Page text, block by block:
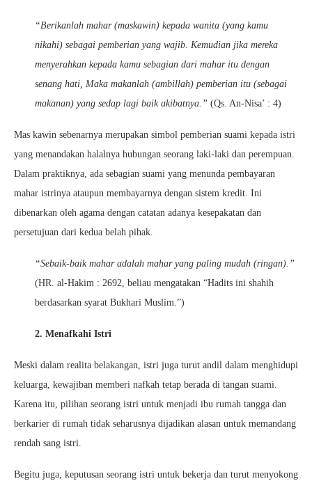
“Berikanlah mahar (maskawin) kepada wanita (yang kamu
nikahi) sebagai pemberian yang wajib. Kemudian jika mereka
menyerahkan kepada kamu sebagian dari mahar itu dengan
senang hati, Maka makanlah (ambillah) pemberian itu (sebagai
makanan) yang sedap lagi baik akibatnya.” (Qs. An-Nisa’ : 4)
Mas kawin sebenarnya merupakan simbol pemberian suami kepada istri
yang menandakan halalnya hubungan seorang laki-laki dan perempuan.
Dalam praktiknya, ada sebagian suami yang menunda pembayaran
mahar istrinya ataupun membayarnya dengan sistem kredit. Ini
dibenarkan oleh agama dengan catatan adanya kesepakatan dan
persetujuan dari kedua belah pihak.
“Sebaik-baik mahar adalah mahar yang paling mudah (ringan).”
(HR. al-Hakim : 2692, beliau mengatakan “Hadits ini shahih
berdasarkan syarat Bukhari Muslim.”)
2. Menafkahi Istri
Meski dalam realita belakangan, istri juga turut andil dalam menghidupi
keluarga, kewajiban memberi nafkah tetap berada di tangan suami.
Karena itu, pilihan seorang istri untuk menjadi ibu rumah tangga dan
berkarier di rumah tidak seharusnya dijadikan alasan untuk memandang
rendah sang istri.
Begitu juga, keputusan seorang istri untuk bekerja dan turut menyokong